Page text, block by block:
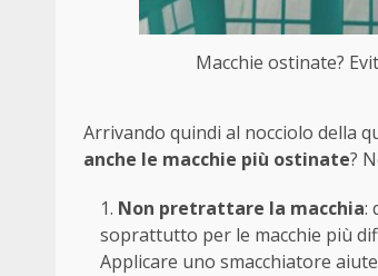
Macchie ostinate?
Arrivando quindi al nocciolo della
anche le macchie più ostinate?
Non pretrattare la macchia:
soprattutto per le macchie più
Applicare uno smacchiatore